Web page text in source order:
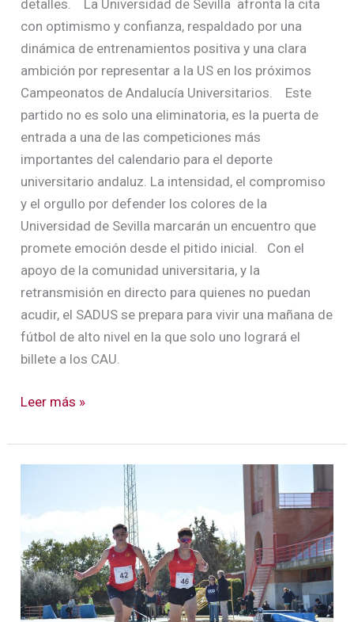
detalles. La Universidad de Sevilla afronta la cita
con optimismo y confianza, respaldado por una
dinámica de entrenamientos positiva y una clara
ambición por representar a la US en los próximos
Campeonatos de Andalucía Universitarios. Este
partido no es solo una eliminatoria, es la puerta de
entrada a una de las competiciones más
importantes del calendario para el deporte
universitario andaluz. La intensidad, el compromiso
y el orgullo por defender los colores de la
Universidad de Sevilla marcarán un encuentro que
promete emoción desde el pitido inicial. Con el
apoyo de la comunidad universitaria, y la
retransmisión en directo para quienes no puedan
acudir, el SADUS se prepara para vivir una mañana de
fútbol de alto nivel en la que solo uno logrará el
billete a los CAU.
Leer más »
de
la
US
en
los